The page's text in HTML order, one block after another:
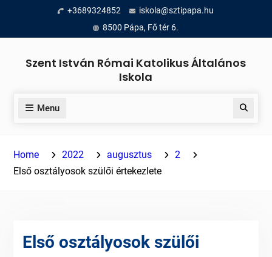
content
+3689324852
iskola@sztipapa.hu
8500 Pápa, Fő tér 6.
Szent István Római Katolikus Általános
Iskola
Menu Search
Home 2022 augusztus
2
Első osztályosok szülői értekezlete
Első osztályosok szülői